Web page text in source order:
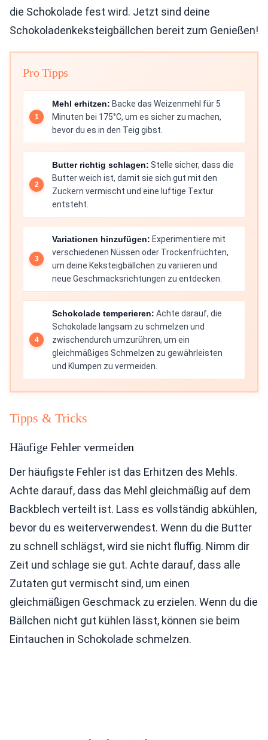
die Schokolade fest wird. Jetzt sind deine
Schokoladenkeksteigbällchen bereit zum Genießen!
Pro Tipps
Mehl erhitzen: Backe das Weizenmehl für 5
Minuten bei 175°C, um es sicher zu machen,
bevor du es in den Teig gibst.
Butter richtig schlagen: Stelle sicher, dass die
Butter weich ist, damit sie sich gut mit den
Zuckern vermischt und eine luftige Textur
entsteht.
Variationen hinzufügen: Experimentiere mit
verschiedenen Nüssen oder Trockenfrüchten,
um deine Keksteigbällchen zu variieren und
neue Geschmacksrichtungen zu entdecken.
Schokolade temperieren: Achte darauf, die
Schokolade langsam zu schmelzen und
zwischendurch umzurühren, um ein
gleichmäßiges Schmelzen zu gewährleisten
und Klumpen zu vermeiden.
Tipps & Tricks
Häufige Fehler vermeiden
Der häufigste Fehler ist das Erhitzen des Mehls.
Achte darauf, dass das Mehl gleichmäßig auf dem
Backblech verteilt ist. Lass es vollständig abkühlen,
bevor du es weiterverwendest. Wenn du die Butter
zu schnell schlägst, wird sie nicht fluffig. Nimm dir
Zeit und schlage sie gut. Achte darauf, dass alle
Zutaten gut vermischt sind, um einen
gleichmäßigen Geschmack zu erzielen. Wenn du die
Bällchen nicht gut kühlen lässt, können sie beim
Eintauchen in Schokolade schmelzen.